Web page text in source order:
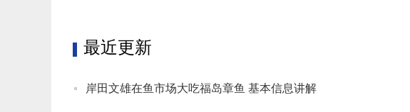
最近更新
岸田文雄在鱼市场大吃福岛章鱼 基本信息讲解